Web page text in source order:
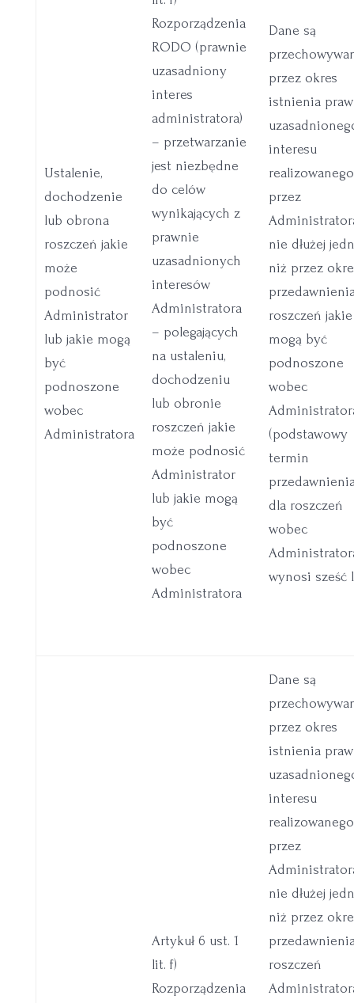
Ustalenie,
dochodzenie
lub obrona
roszczeń jakie
może
podnosić
Administrator
lub jakie mogą
być
podnoszone
wobec
Administratora
Rozporządzenia
RODO (prawnie
uzasadniony
interes
administratora)
– przetwarzanie
jest niezbędne
do celów
wynikających z
prawnie
uzasadnionych
interesów
Administratora
– polegających
na ustaleniu,
dochodzeniu
lub obronie
roszczeń jakie
może podnosić
Administrator
lub jakie mogą
być
podnoszone
wobec
Administratora
Dane są
przez okres
istnienia
interesu
realizowanego
przez
nie dłużej
niż przez
roszczeń jakie
mogą być
podnoszone
wobec
(podstawowy
termin
dla roszczeń
wobec
wynosi sześć
Artykuł 6 ust. 1
lit. f)
Rozporządzenia
Dane są
przez okres
istnienia
interesu
realizowanego
przez
nie dłużej
niż przez
roszczeń